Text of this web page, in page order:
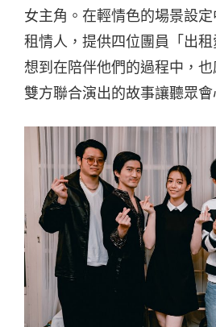
女主角。在輕情色的場景設
租情人，提供四位團員「出
想到在陪伴他們的過程中，也
雙方聯合演出的故事讓聽眾會